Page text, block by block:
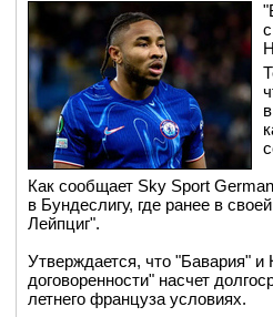
Как сообщает Sky Sport
в Бундеслигу, где ранее в
Лейпциг".
Утверждается, что "Бавария" и
договоренности" насчет
летнего француза условиях.